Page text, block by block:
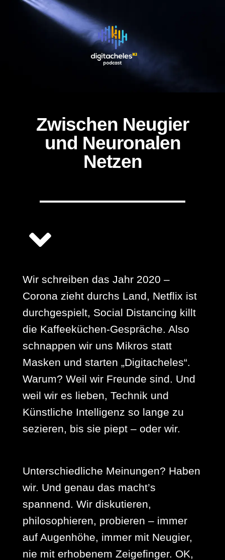
Zwischen Neugier
und Neuronalen
Netzen
Wir schreiben das Jahr 2020 –
Corona zieht durchs Land, Netflix ist
durchgespielt, Social Distancing killt
die Kaffeeküchen-Gespräche. Also
schnappen wir uns Mikros statt
Masken und starten „Digitacheles“.
Warum? Weil wir Freunde sind. Und
weil wir es lieben, Technik und
Künstliche Intelligenz so lange zu
sezieren, bis sie piept – oder wir.
Unterschiedliche Meinungen? Haben
wir. Und genau das macht’s
spannend. Wir diskutieren,
philosophieren, probieren – immer
auf Augenhöhe, immer mit Neugier,
nie mit erhobenem Zeigefinger. OK,